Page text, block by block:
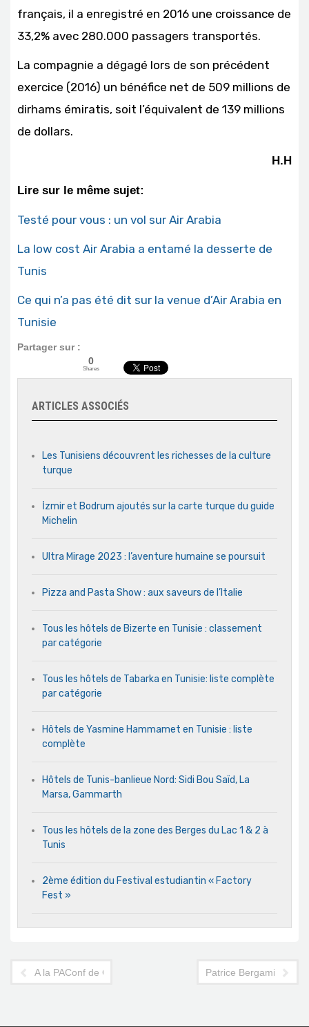
français, il a enregistré en 2016 une croissance de
33,2% avec 280.000 passagers transportés.
La compagnie a dégagé lors de son précédent
exercice (2016) un bénéfice net de 509 millions de
dirhams émiratis, soit l’équivalent de 139 millions
de dollars.
H.H
Lire sur le même sujet:
Testé pour vous : un vol sur Air Arabia
La low cost Air Arabia a entamé la desserte de
Tunis
Ce qui n’a pas été dit sur la venue d’Air Arabia en
Tunisie
Partager sur :
0
Shares
ARTICLES ASSOCIÉS
Les Tunisiens découvrent les richesses de la culture
turque
İzmir et Bodrum ajoutés sur la carte turque du guide
Michelin
Ultra Mirage 2023 : l’aventure humaine se poursuit
Pizza and Pasta Show : aux saveurs de l’Italie
Tous les hôtels de Bizerte en Tunisie : classement
par catégorie
Tous les hôtels de Tabarka en Tunisie: liste complète
par catégorie
Hôtels de Yasmine Hammamet en Tunisie : liste
complète
Hôtels de Tunis-banlieue Nord: Sidi Bou Saïd, La
Marsa, Gammarth
Tous les hôtels de la zone des Berges du Lac 1 & 2 à
Tunis
2ème édition du Festival estudiantin « Factory
Fest »
A la PAConf de Genève, Tunisair et la FTAV en défense
Patrice Bergamini: